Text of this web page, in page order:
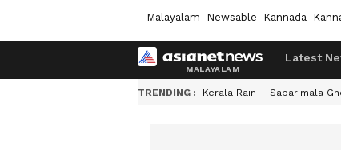
Malayalam Newsable Kannada
Latest
TRENDING : Kerala Rain Sabarimala